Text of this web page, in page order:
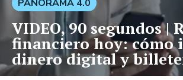
PANORAMA 4.0
VIDEO, 90 segundos |
financiero hoy: cómo
dinero digital y